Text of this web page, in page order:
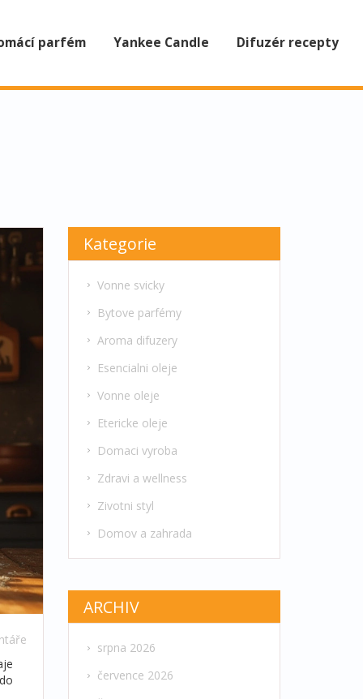
parfém Yankee Candle Difuzér recepty
Kategorie
Vonne svicky
Bytove parfémy
Aroma difuzery
Esencialni oleje
Vonne oleje
Etericke oleje
Domaci vyroba
Zdravi a wellness
Zivotni styl
Domov a zahrada
ARCHIV
srpna 2026
července 2026